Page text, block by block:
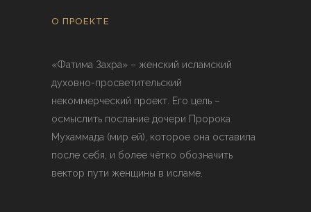
О ПРОЕКТЕ
«Фатима Захра» – женский исламский
духовно-просветительский
некоммерческий проект. Его цель –
осмыслить послание дочери Пророка
Мухаммада (мир ей), которое она оставила
после себя, и более чётко обозначить
вектор пути женщины в исламе.